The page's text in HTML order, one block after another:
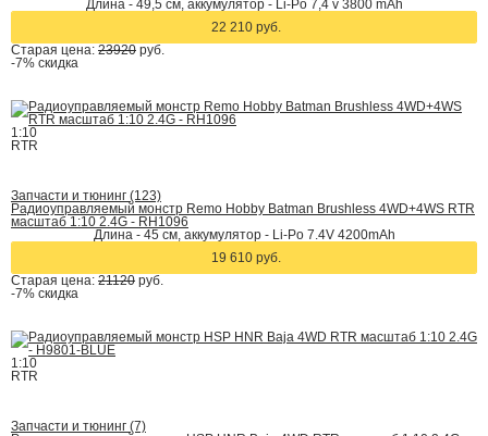
Длина - 49,5 см, аккумулятор - Li-Po 7,4 v 3800 mAh
22 210 руб.
Старая цена: 23920 руб.
-7% скидка
1:10
RTR
Запчасти и тюнинг (123)
Радиоуправляемый монстр Remo Hobby Batman Brushless 4WD+4WS RTR
масштаб 1:10 2.4G - RH1096
Длина - 45 см, аккумулятор - Li-Po 7.4V 4200mAh
19 610 руб.
Старая цена: 21120 руб.
-7% скидка
1:10
RTR
Запчасти и тюнинг (7)